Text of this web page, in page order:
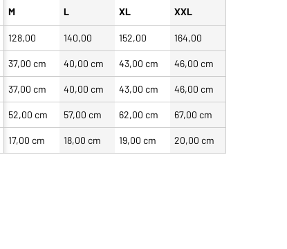
M L XL XXL
128,00 140,00 152,00 164,00
37,00 cm 40,00 cm 43,00 cm 46,00 cm
37,00 cm 40,00 cm 43,00 cm 46,00 cm
52,00 cm 57,00 cm 62,00 cm 67,00 cm
17,00 cm 18,00 cm 19,00 cm 20,00 cm